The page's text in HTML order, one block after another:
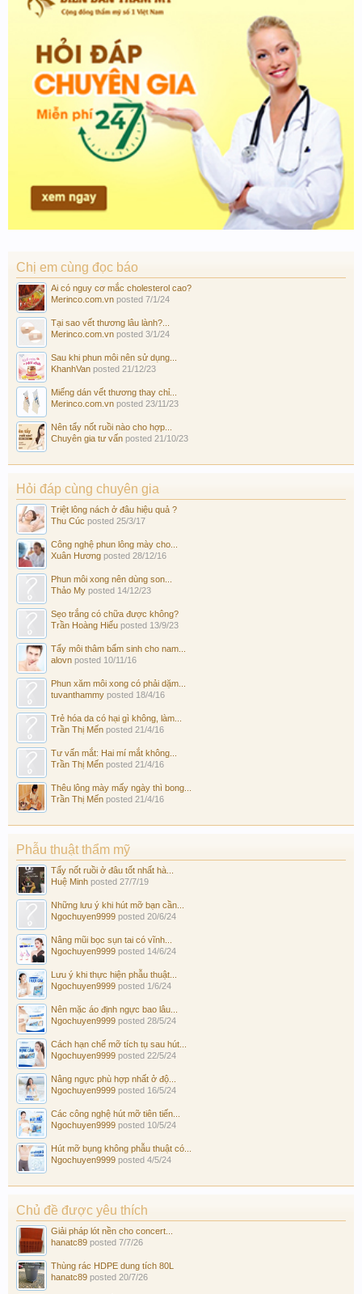
Chị em cùng đọc báo
Ai có nguy cơ mắc cholesterol cao?
Merinco.com.vn posted 7/1/24
Tại sao vết thương lâu lành?...
Merinco.com.vn posted 3/1/24
Sau khi phun môi nên sử dụng...
KhanhVan posted 21/12/23
Miếng dán vết thương thay chỉ...
Merinco.com.vn posted 23/11/23
Nên tẩy nốt ruồi nào cho hợp...
Chuyên gia tư vấn posted 21/10/23
Hỏi đáp cùng chuyên gia
Triệt lông nách ở đâu hiệu quả ?
Thu Cúc posted 25/3/17
Công nghệ phun lông mày cho...
Xuân Hương posted 28/12/16
Phun môi xong nên dùng son...
Thảo My posted 14/12/23
Sẹo trắng có chữa được không?
Trần Hoàng Hiếu posted 13/9/23
Tẩy môi thâm bẩm sinh cho nam...
alovn posted 10/11/16
Phun xăm môi xong có phải dặm...
tuvanthammy posted 18/4/16
Trẻ hóa da có hại gì không, làm...
Trần Thị Mến posted 21/4/16
Tư vấn mắt: Hai mí mắt không...
Trần Thị Mến posted 21/4/16
Thêu lông mày mấy ngày thì bong...
Trần Thị Mến posted 21/4/16
Phẫu thuật thẩm mỹ
Tẩy nốt ruồi ở đâu tốt nhất hà...
Huệ Minh posted 27/7/19
Những lưu ý khi hút mỡ bạn cần...
Ngochuyen9999 posted 20/6/24
Nâng mũi bọc sụn tai có vĩnh...
Ngochuyen9999 posted 14/6/24
Lưu ý khi thực hiện phẫu thuật...
Ngochuyen9999 posted 1/6/24
Nên mặc áo định ngực bao lâu...
Ngochuyen9999 posted 28/5/24
Cách hạn chế mỡ tích tụ sau hút...
Ngochuyen9999 posted 22/5/24
Nâng ngực phù hợp nhất ở độ...
Ngochuyen9999 posted 16/5/24
Các công nghệ hút mỡ tiên tiến...
Ngochuyen9999 posted 10/5/24
Hút mỡ bụng không phẫu thuật có...
Ngochuyen9999 posted 4/5/24
Chủ đề được yêu thích
Giải pháp lót nền cho concert...
hanatc89 posted 7/7/26
Thùng rác HDPE dung tích 80L
hanatc89 posted 20/7/26